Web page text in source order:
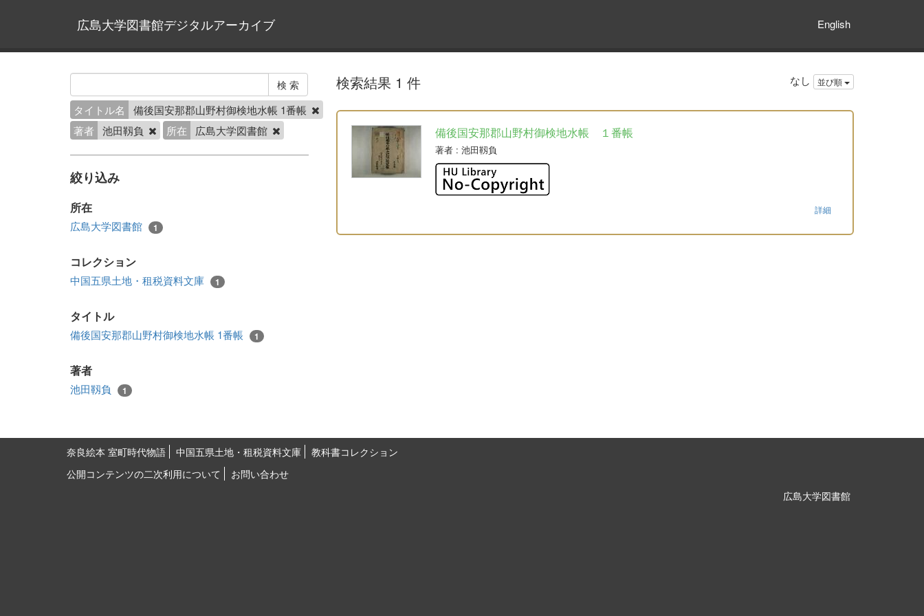
広島大学図書館デジタルアーカイブ English
タイトル名
備後国安那郡山野村御検地水帳 1番帳
著者
池田靱負 所在 広島大学図書館
絞り込み
所在
広島大学図書館 1
コレクション
中国五県土地・租税資料文庫 1
タイトル
備後国安那郡山野村御検地水帳 1番帳 1
著者
池田靱負 1
検索結果 1 件 なし 並び順
備後国安那郡山野村御検地水帳 １番帳
著者: 池田靱負
詳細
奈良絵本 室町時代物語 中国五県土地・租税資料文庫
教科書コレクション
公開コンテンツの二次利用について
お問い合わせ
広島大学図書館